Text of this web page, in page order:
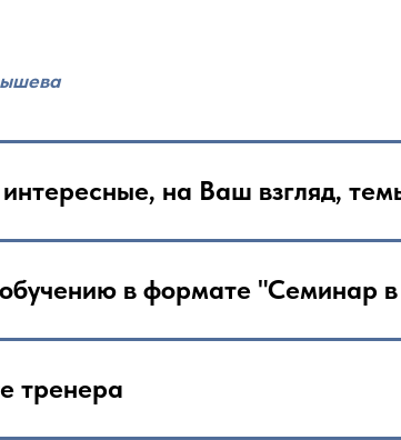
на Ваш взгляд,
в формате "Семинар в
тренера